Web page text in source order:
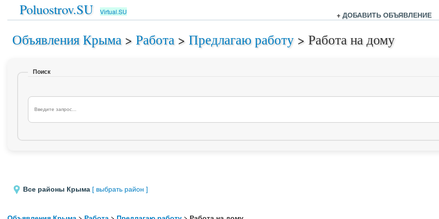
Poluostrov.SU Virtual.SU + ДОБАВИТЬ ОБЪЯВЛЕНИЕ
Объявления Крыма > Работа > Предлагаю работу > Работа на дому
Поиск
Все районы Крыма [ выбрать район ]